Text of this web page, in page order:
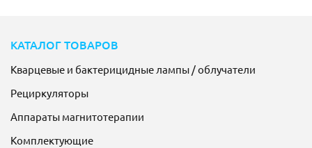
КАТАЛОГ ТОВАРОВ
Кварцевые и бактерицидные лампы / облучатели
Рециркуляторы
Аппараты магнитотерапии
Комплектующие